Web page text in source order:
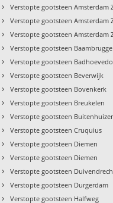
› Verstopte gootsteen Amsterdam
› Verstopte gootsteen Amsterdam
› Verstopte gootsteen Amsterdam
› Verstopte gootsteen Baambrugge
› Verstopte gootsteen
› Verstopte gootsteen Beverwijk
› Verstopte gootsteen Bovenkerk
› Verstopte gootsteen Breukelen
› Verstopte gootsteen
› Verstopte gootsteen Cruquius
› Verstopte gootsteen Diemen
› Verstopte gootsteen Diemen
› Verstopte gootsteen
› Verstopte gootsteen Durgerdam
› Verstopte gootsteen Halfweg